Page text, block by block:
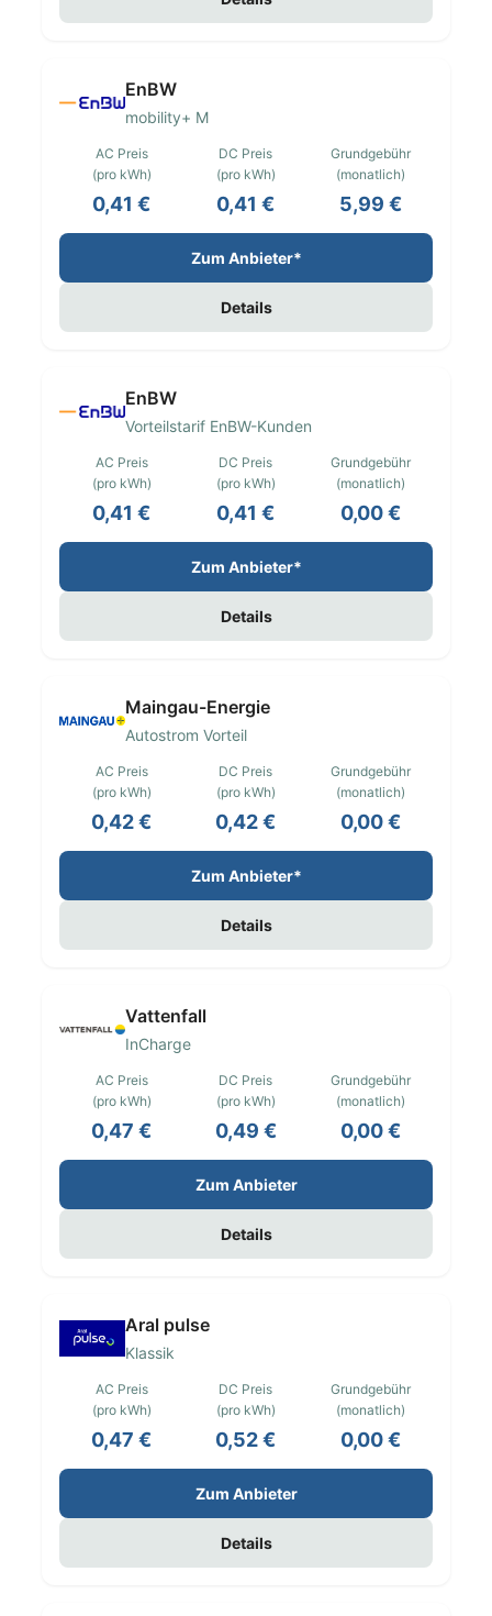
EnBW
mobility+ M
AC Preis
(pro kWh)
0,41 €
DC Preis
(pro kWh)
0,41 €
Grundgebühr
(monatlich)
5,99 €
Zum Anbieter*
Details
EnBW
Vorteilstarif EnBW-Kunden
AC Preis
(pro kWh)
0,41 €
DC Preis
(pro kWh)
0,41 €
Grundgebühr
(monatlich)
0,00 €
Zum Anbieter*
Details
Maingau-Energie
Autostrom Vorteil
AC Preis
(pro kWh)
0,42 €
DC Preis
(pro kWh)
0,42 €
Grundgebühr
(monatlich)
0,00 €
Zum Anbieter*
Details
Vattenfall
InCharge
AC Preis
(pro kWh)
0,47 €
DC Preis
(pro kWh)
0,49 €
Grundgebühr
(monatlich)
0,00 €
Zum Anbieter
Details
Aral pulse
Klassik
AC Preis
(pro kWh)
0,47 €
DC Preis
(pro kWh)
0,52 €
Grundgebühr
(monatlich)
0,00 €
Zum Anbieter
Details